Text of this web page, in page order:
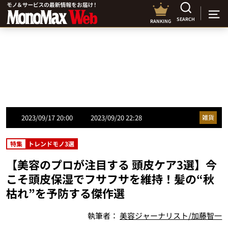
RANKING SEARCH
2023/09/17 20:00 2023/09/20 22:28 雑貨
特集 トレンドモノ3選
【美容のプロが注目する 頭皮ケア3選】今
こそ頭皮保湿でフサフサを維持！髪の“秋
枯れ”を予防する傑作選
執筆者：美容ジャーナリスト/加藤智一